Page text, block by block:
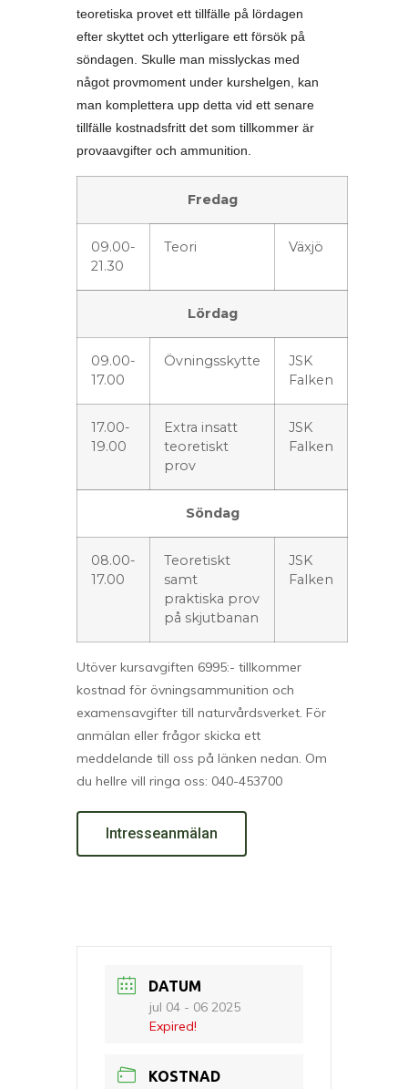
teoretiska provet ett tillfälle på lördagen
efter skyttet och ytterligare ett försök på
söndagen. Skulle man misslyckas med
något provmoment under kurshelgen, kan
man komplettera upp detta vid ett senare
tillfälle kostnadsfritt det som tillkommer är
provaavgifter och ammunition.
Fredag
09.00-
21.30
Teori Växjö
Lördag
09.00-
17.00
Övningsskytte
JSK
Falken
17.00-
19.00
Extra insatt
teoretiskt
prov
JSK
Falken
Söndag
08.00-
17.00
Teoretiskt
samt
praktiska prov
på skjutbanan
JSK
Falken
Utöver kursavgiften 6995:- tillkommer
kostnad för övningsammunition och
examensavgifter till naturvårdsverket. För
anmälan eller frågor skicka ett
meddelande till oss på länken nedan. Om
du hellre vill ringa oss: 040-453700
Intresseanmälan
DATUM
jul 04 - 06 2025
Expired!
KOSTNAD